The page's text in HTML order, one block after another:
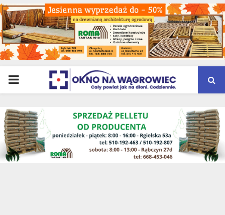
PRIMARY
MENU